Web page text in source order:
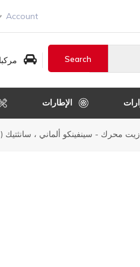
Account
الإطارات
زيت محرك - سينفينكو ألماني ، سانثتيك (HC) 10w40 حجم 4 لتر